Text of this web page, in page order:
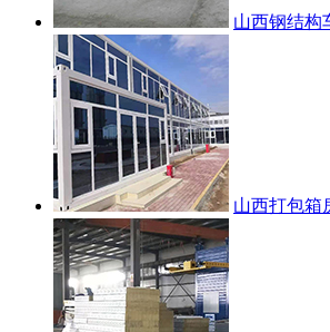
山西钢结构
山西打包箱